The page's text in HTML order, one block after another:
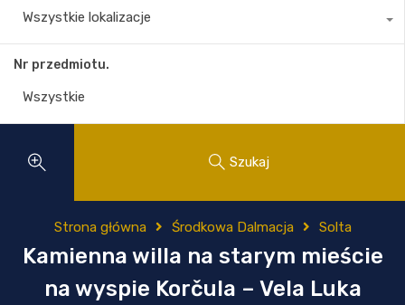
Wszystkie lokalizacje
Nr przedmiotu.
Szukaj
Strona główna Środkowa Dalmacja Solta
Kamienna willa na starym mieście
na wyspie Korčula – Vela Luka